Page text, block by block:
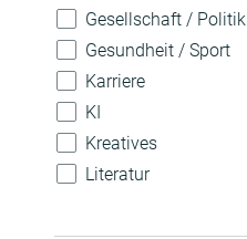
Gesellschaft / Politik
Gesundheit / Sport
Karriere
KI
Kreatives
Literatur